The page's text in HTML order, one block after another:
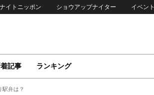
イトニッポン ショウアップナイター イベント
記事 ランキング
弁は？